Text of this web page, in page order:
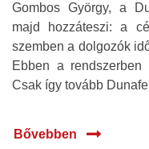
Gombos György, a
majd hozzáteszi: a
szemben a dolgozók
Ebben a
Csak így tovább
Bővebben